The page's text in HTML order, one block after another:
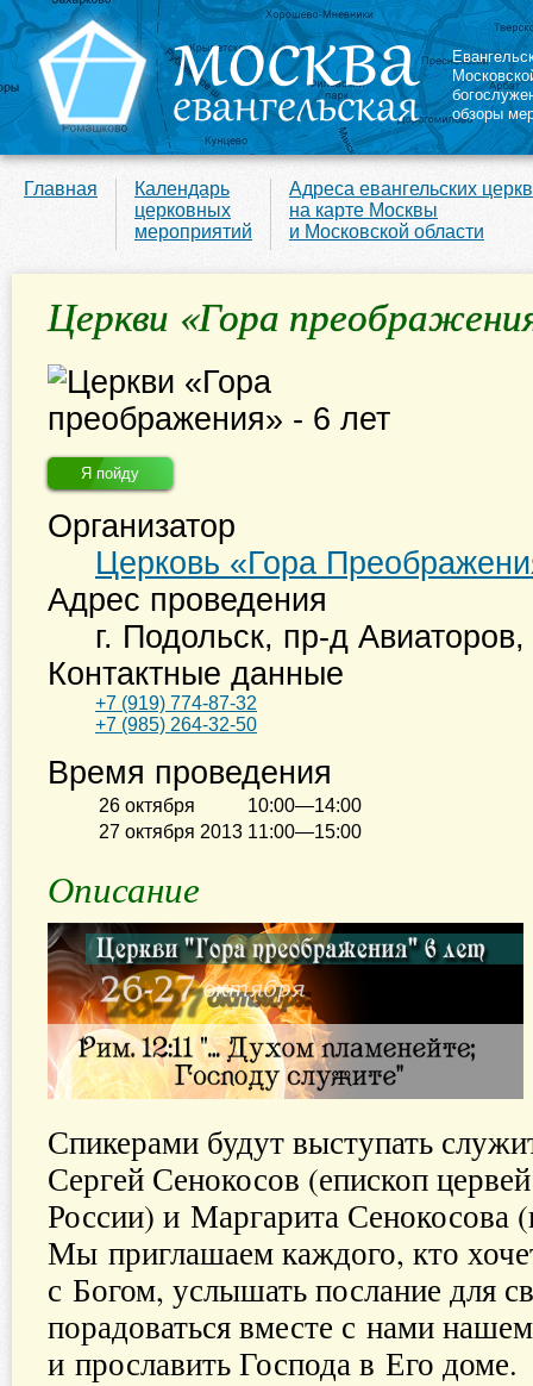
обзоры
Главная
Календарь
церковных
мероприятий
Адреса евангельских
на карте Москвы
и Московской области
Церкви «Гора
Я пойду
Организатор
Церковь «Гора
Адрес проведения
г. Подольск, пр-д
Контактные данные
+7 (919) 774-87-32
+7 (985) 264-32-50
Время проведения
26 октября
10:00—14:00
27 октября 2013 11:00—15:00
Описание
Спикерами будут выступать
Сергей Сенокосов (епископ
России) и Маргарита Сенокосова
Мы приглашаем каждого, кто
с Богом, услышать послание для
порадоваться вместе с нами
и прославить Господа в Его доме.